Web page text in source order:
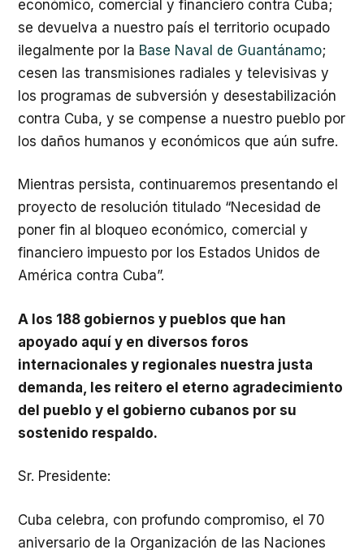
económico, comercial y financiero contra Cuba;
se devuelva a nuestro país el territorio ocupado
ilegalmente por la Base Naval de Guantánamo;
cesen las transmisiones radiales y televisivas y
los programas de subversión y desestabilización
contra Cuba, y se compense a nuestro pueblo por
los daños humanos y económicos que aún sufre.
Mientras persista, continuaremos presentando el
proyecto de resolución titulado “Necesidad de
poner fin al bloqueo económico, comercial y
financiero impuesto por los Estados Unidos de
América contra Cuba”.
A los 188 gobiernos y pueblos que han
apoyado aquí y en diversos foros
internacionales y regionales nuestra justa
demanda, les reitero el eterno agradecimiento
del pueblo y el gobierno cubanos por su
sostenido respaldo.
Sr. Presidente:
Cuba celebra, con profundo compromiso, el 70
aniversario de la Organización de las Naciones